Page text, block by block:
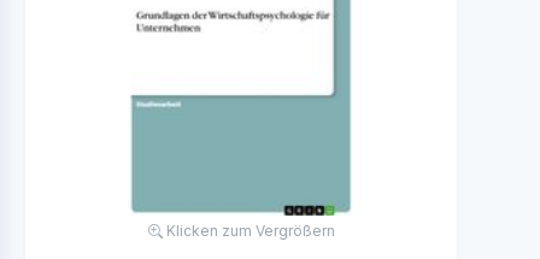
Klicken zum Vergrößern